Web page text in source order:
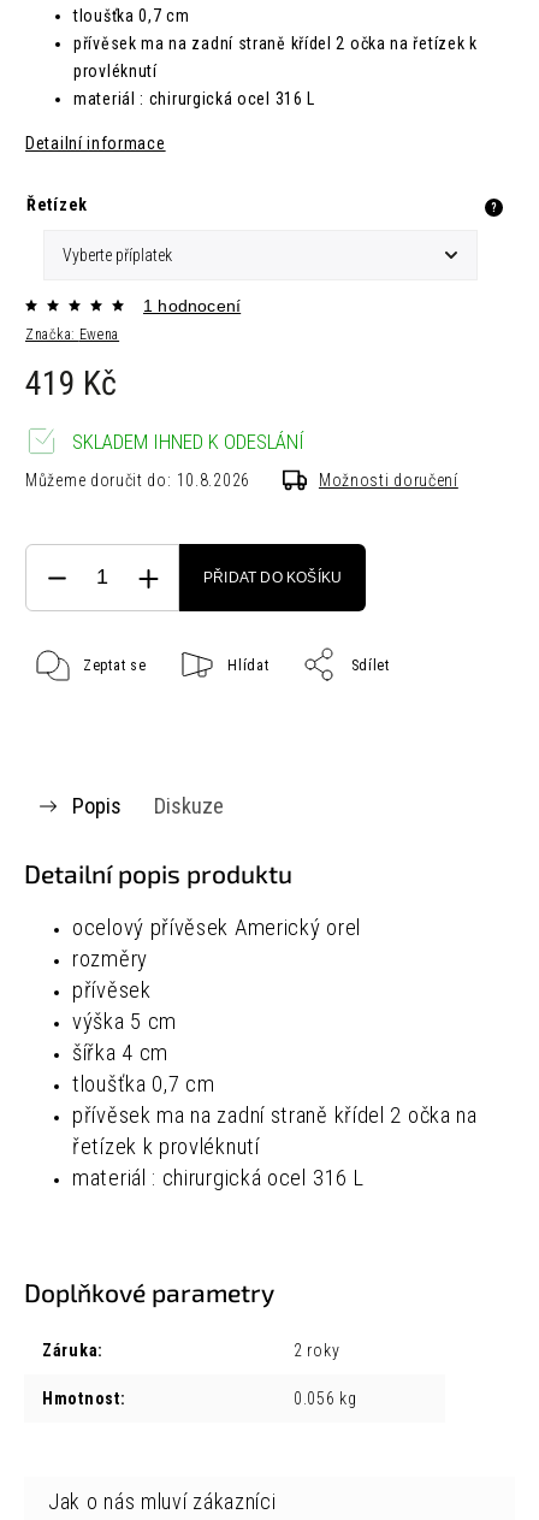
tloušťka0,7 cm
přívěsek ma na zadní straně křídel 2 očka na řetízek k
provléknutí
materiál : chirurgická ocel 316 L
Detailní informace
Řetízek ?
Značka: Ewena
1 hodnocení
419 Kč
SKLADEM IHNED K ODESLÁNÍ
Můžeme doručit do: 10.8.2026 Možnosti doručení
PŘIDAT DO KOŠÍKU
Zeptat se Hlídat Sdílet
Popis Diskuze
Detailní popis produktu
ocelový přívěsek Americký orel
rozměry
přívěsek
výška 5 cm
šířka 4 cm
tloušťka 0,7 cm
přívěsek ma na zadní straně křídel 2 očka na
řetízek k provléknutí
materiál : chirurgická ocel 316 L
Doplňkové parametry
Záruka: 2 roky
Hmotnost: 0.056 kg